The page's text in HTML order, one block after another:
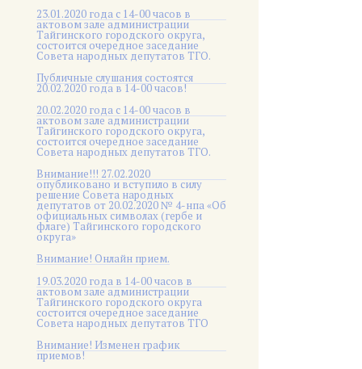
23.01.2020 года с 14-00 часов в
актовом зале администрации
Тайгинского городского округа,
состоится очередное заседание
Совета народных депутатов ТГО.
Публичные слушания состоятся
20.02.2020 года в 14-00 часов!
20.02.2020 года с 14-00 часов в
актовом зале администрации
Тайгинского городского округа,
состоится очередное заседание
Совета народных депутатов ТГО.
Внимание!!! 27.02.2020
опубликовано и вступило в силу
решение Совета народных
депутатов от 20.02.2020 № 4-нпа «Об
официальных символах (гербе и
флаге) Тайгинского городского
округа»
Внимание! Онлайн прием.
19.03.2020 года в 14-00 часов в
актовом зале администрации
Тайгинского городского округа
состоится очередное заседание
Совета народных депутатов ТГО
Внимание! Изменен график
приемов!